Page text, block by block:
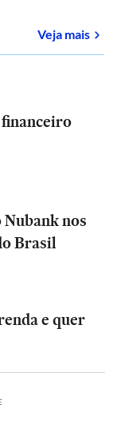
Veja mais
nos
Brasil
e quer